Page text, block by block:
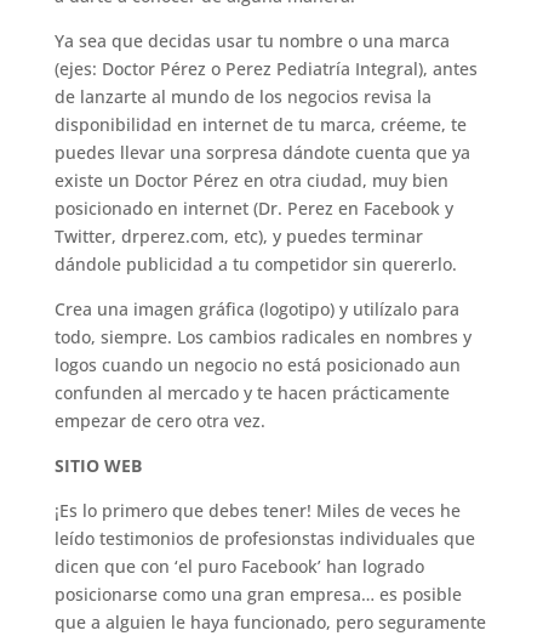
Ya sea que decidas usar tu nombre o una marca
(ejes: Doctor Pérez o Perez Pediatría Integral), antes
de lanzarte al mundo de los negocios revisa la
disponibilidad en internet de tu marca, créeme, te
puedes llevar una sorpresa dándote cuenta que ya
existe un Doctor Pérez en otra ciudad, muy bien
posicionado en internet (Dr. Perez en Facebook y
Twitter, drperez.com, etc), y puedes terminar
dándole publicidad a tu competidor sin quererlo.
Crea una imagen gráfica (logotipo) y utilízalo para
todo, siempre. Los cambios radicales en nombres y
logos cuando un negocio no está posicionado aun
confunden al mercado y te hacen prácticamente
empezar de cero otra vez.
SITIO WEB
¡Es lo primero que debes tener! Miles de veces he
leído testimonios de profesionstas individuales que
dicen que con ‘el puro Facebook’ han logrado
posicionarse como una gran empresa… es posible
que a alguien le haya funcionado, pero seguramente